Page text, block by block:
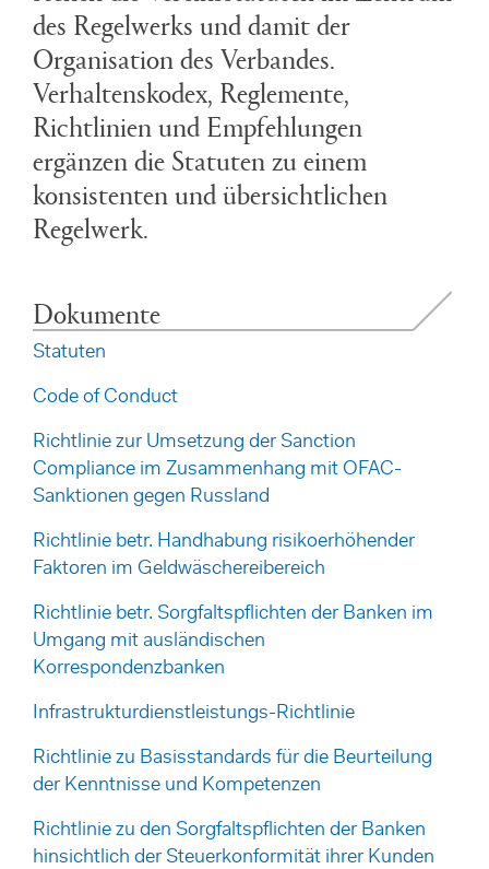
des Regelwerks und damit der
Organisation des Verbandes.
Verhaltenskodex, Reglemente,
Richtlinien und Empfehlungen
ergänzen die Statuten zu einem
konsistenten und übersichtlichen
Regelwerk.
Dokumente
Statuten
Code of Conduct
Richtlinie zur Umsetzung der Sanction
Compliance im Zusammenhang mit OFAC-
Sanktionen gegen Russland
Richtlinie betr. Handhabung risikoerhöhender
Faktoren im Geldwäschereibereich
Richtlinie betr. Sorgfaltspflichten der Banken im
Umgang mit ausländischen
Korrespondenzbanken
Infrastrukturdienstleistungs-Richtlinie
Richtlinie zu Basisstandards für die Beurteilung
der Kenntnisse und Kompetenzen
Richtlinie zu den Sorgfaltspflichten der Banken
hinsichtlich der Steuerkonformität ihrer Kunden